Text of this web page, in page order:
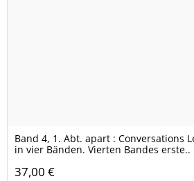
Band 4, 1. Abt. apart : Conversations
in vier Bänden. Vierten Bandes erste..
37,00 €